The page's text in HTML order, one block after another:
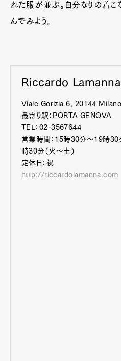
れた服が並ぶ。自分なりの着こ
んでみよう。
Riccardo Lamanna
Viale Gorizia 6, 20144
最寄り駅：PORTA GENOVA
TEL：02-3567644
営業時間：15時30分～19時30
時30分（火～土）
定休日：祝
http://riccardolamanna.com